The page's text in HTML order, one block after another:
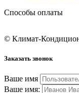
Способы оплаты
© Климат-
Заказать звонок
Ваше имя
Ваше имя: